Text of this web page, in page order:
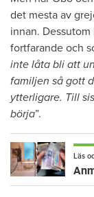
det mesta av
innan.
fortfarande och
inte låta bli att
familjen så gott
ytterligare. Till
börja”.
Läs